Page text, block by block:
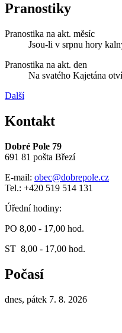
Pranostiky
Pranostika na akt. měsíc
Jsou-li v srpnu hory
Pranostika na akt. den
Na svatého Kajetána
Další
Kontakt
Dobré Pole 79
691 81 pošta Březí
E-mail: obec@dobrepole.cz
Tel.: +420 519 514 131
Úřední hodiny:
PO 8,00 - 17,00 hod.
ST 8,00 - 17,00 hod.
Počasí
dnes, pátek 7. 8. 2026